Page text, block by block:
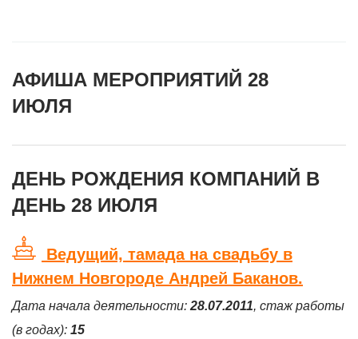
АФИША МЕРОПРИЯТИЙ 28
ИЮЛЯ
ДЕНЬ РОЖДЕНИЯ КОМПАНИЙ В
ДЕНЬ 28 ИЮЛЯ
Ведущий, тамада на свадьбу в
Нижнем Новгороде Андрей Баканов.
Дата начала деятельности: 28.07.2011, стаж работы
(в годах): 15